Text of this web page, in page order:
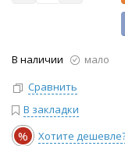
В наличии
мало
Сравнить
В закладки
% Хотите